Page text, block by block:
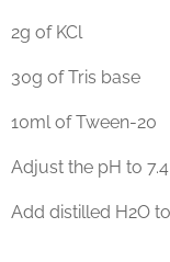
2g of KCl
30g of Tris base
10ml of Tween-20
Adjust the pH to 7.4
Add distilled H2O